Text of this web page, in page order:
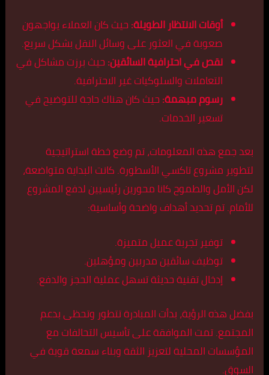
أوقات الانتظار الطويلة:حيث كان العملاء يواجهون
صعوبة في العثور على وسائل النقل بشكل سريع.
نقص في احترافية السائقين:حيث برزت مشاكل في
التعاملات والسلوكيات غير الاحترافية.
رسوم مبهمة:حيث كان هناك حاجة للتوضيح في
تسعير الخدمات.
بعد جمع هذه المعلومات، تم وضع خطة استراتيجية
لتطوير مشروع تاكسي الأسطورة. كانت البداية متواضعة،
لكن الأمل والطموح كانا محورين رئيسيين لدفع المشروع
للأمام. تم تحديد أهداف واضحة وأساسية:
توفير تجربة عميل متميزة.
توظيف سائقين مدربين ومؤهلين.
إدخال تقنية حديثة تسهل عملية الحجز والدفع.
بفضل هذه الرؤية، بدأت المبادرة تتطور وتحظى بدعم
المجتمع. تمت الموافقة على تأسيس التحالفات مع
المؤسسات المحلية لتعزيز الثقة وبناء سمعة قوية في
السوق.